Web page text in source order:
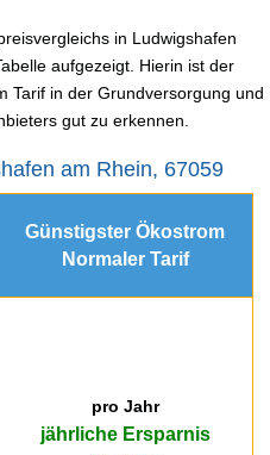
in Ludwigshafen
aufgezeigt. Hierin ist der
Tarif in der Grundversorgung und
gut zu erkennen.
am Rhein, 67059
Günstigster Ökostrom
Normaler Tarif
pro Jahr
jährliche Ersparnis